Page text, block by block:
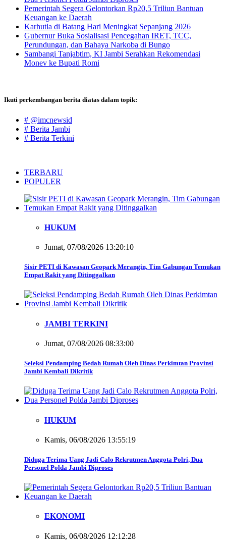
Pemerintah Segera Gelontorkan Rp20,5 Triliun Bantuan
Keuangan ke Daerah
Karhutla di Batang Hari Meningkat Sepanjang 2026
Gubernur Buka Sosialisasi Pencegahan IRET, TCC,
Perundungan, dan Bahaya Narkoba di Bungo
Sambangi Tanjabtim, KI Jambi Serahkan Rekomendasi
Monev ke Bupati Romi
Ikuti perkembangan berita diatas dalam topik:
# @imcnewsid
# Berita Jambi
# Berita Terkini
TERBARU
POPULER
HUKUM
Jumat, 07/08/2026 13:20:10
Sisir PETI di Kawasan Geopark Merangin, Tim Gabungan Temukan
Empat Rakit yang Ditinggalkan
JAMBI TERKINI
Jumat, 07/08/2026 08:33:00
Seleksi Pendamping Bedah Rumah Oleh Dinas Perkimtan Provinsi
Jambi Kembali Dikritik
HUKUM
Kamis, 06/08/2026 13:55:19
Diduga Terima Uang Jadi Calo Rekrutmen Anggota Polri, Dua
Personel Polda Jambi Diproses
EKONOMI
Kamis, 06/08/2026 12:12:28